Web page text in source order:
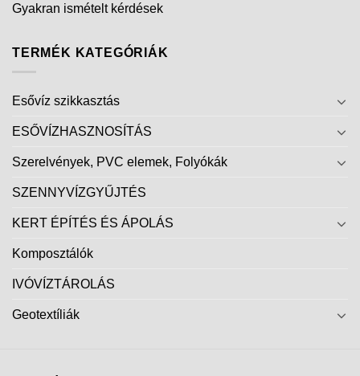
Gyakran ismételt kérdések
TERMÉK KATEGÓRIÁK
Esővíz szikkasztás
ESŐVÍZHASZNOSÍTÁS
Szerelvények, PVC elemek, Folyókák
SZENNYVÍZGYŰJTÉS
KERT ÉPÍTÉS ÉS ÁPOLÁS
Komposztálók
IVÓVÍZTÁROLÁS
Geotextíliák